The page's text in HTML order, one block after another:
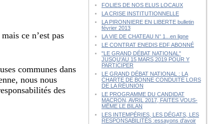
ce n’est pas
communes dans
nous nous
des
FOLIES DE NOS ELUS LOCAUX
LA CRISE INSTITUTIONNELLE
LA PIRONNIERE EN LIBERTE bulletin
février 2013
LA VIE DE CHATEAU N° 1...en ligne
LE CONTRAT ENEDIS EDF ABONNÉ
"LE GRAND DÉBAT NATIONAL"
JUSQU'AU 15 MARS 2019 POUR Y
PARTICIPER
LE GRAND DÉBAT NATIONAL : LA
CHARTE DE BONNE CONDUITE LORS
DE LA RÉUNION
LE PROGRAMME DU CANDIDAT
MACRON, AVRIL 2017, FAITES VOUS-
MÊME LE BILAN
LES INTEMPÉRIES, LES DÉGATS, LES
RESPONSABILITÉS :essayons d'avoir